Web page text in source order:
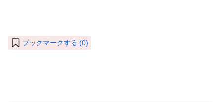
ブックマークする (0)